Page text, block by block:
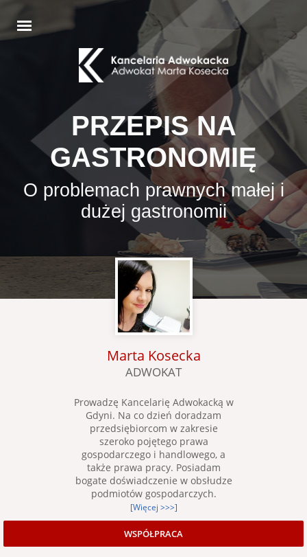
PRZEPIS NA
GASTRONOMIĘ
O problemach prawnych małej i
dużej gastronomii
Marta Kosecka
ADWOKAT
Prowadzę Kancelarię Adwokacką w
Gdyni. Na co dzień doradzam
przedsiębiorcom w zakresie
szeroko pojętego prawa
gospodarczego i handlowego, a
także prawa pracy. Posiadam
bogate doświadczenie w obsłudze
podmiotów gospodarczych.
[Więcej >>>]
WSPÓŁPRACA